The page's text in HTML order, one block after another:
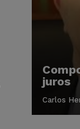
juros
Carlos